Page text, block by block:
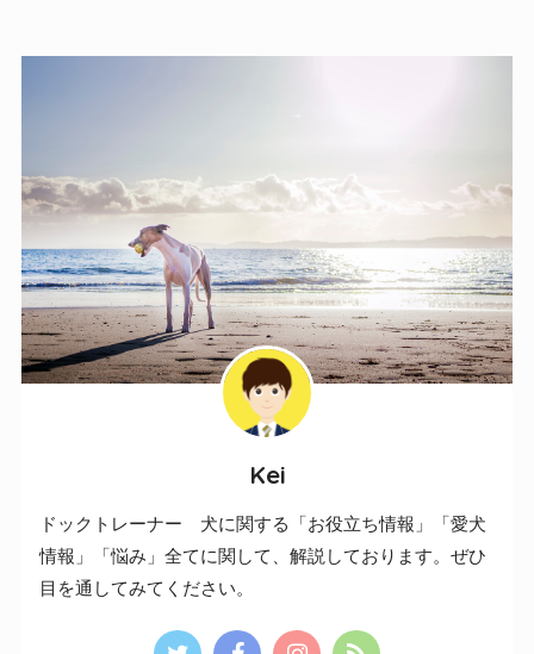
Kei
ドックトレーナー 犬に関する「お役立ち情報」「愛犬
情報」「悩み」全てに関して、解説しております。ぜひ
目を通してみてください。